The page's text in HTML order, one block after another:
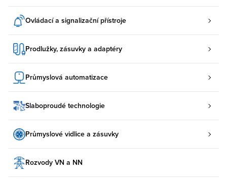
Ovládací a signalizační přístroje
Prodlužky, zásuvky a adaptéry
Průmyslová automatizace
Slaboproudé technologie
Průmyslové vidlice a zásuvky
Rozvody VN a NN